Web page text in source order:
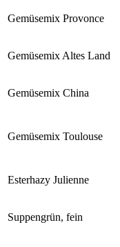
Gemüsemix Provonce
Gemüsemix Altes Land
Gemüsemix China
Gemüsemix Toulouse
Esterhazy Julienne
Suppengrün, fein